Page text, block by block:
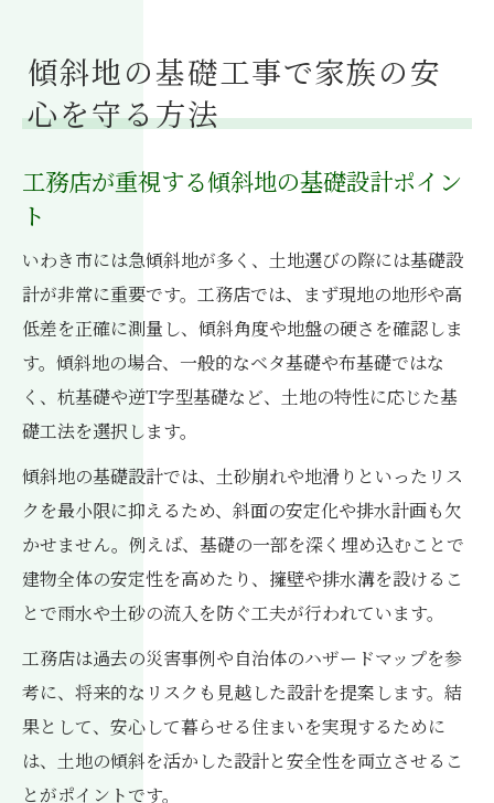
傾斜地の基礎工事で家族の安
心を守る方法
工務店が重視する傾斜地の基礎設計ポイン
ト
いわき市には急傾斜地が多く、土地選びの際には基礎設
計が非常に重要です。工務店では、まず現地の地形や高
低差を正確に測量し、傾斜角度や地盤の硬さを確認しま
す。傾斜地の場合、一般的なベタ基礎や布基礎ではな
く、杭基礎や逆T字型基礎など、土地の特性に応じた基
礎工法を選択します。
傾斜地の基礎設計では、土砂崩れや地滑りといったリス
クを最小限に抑えるため、斜面の安定化や排水計画も欠
かせません。例えば、基礎の一部を深く埋め込むことで
建物全体の安定性を高めたり、擁壁や排水溝を設けるこ
とで雨水や土砂の流入を防ぐ工夫が行われています。
工務店は過去の災害事例や自治体のハザードマップを参
考に、将来的なリスクも見越した設計を提案します。結
果として、安心して暮らせる住まいを実現するために
は、土地の傾斜を活かした設計と安全性を両立させるこ
とがポイントです。